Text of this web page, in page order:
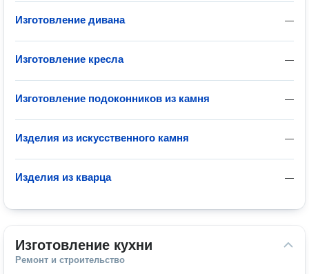
—
Изготовление дивана
—
Изготовление кресла
—
Изготовление подоконников из камня
—
Изделия из искусственного камня
—
Изделия из кварца
Изготовление кухни
Ремонт и строительство